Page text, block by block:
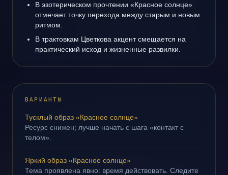
В эзотерическом прочтении «Красное солнце»
отмечает точку перехода между старым и новым
ритмом.
В трактовкам Цветкова акцент смещается на
практический исход и жизненные развилки.
ВАРИАНТЫ
Тусклый образ «Красное солнце»
Ресурс снижен; лучше начать с шага «контакт с
телом».
Яркий образ «Красное солнце»
Тема проявлена явно: время действовать. Следите